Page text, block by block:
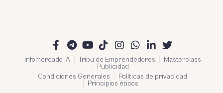
Infomercado IA Tribu de Emprendedores
Masterclass
Publicidad
Condiciones Generales
Políticas de privacidad
Principios éticos